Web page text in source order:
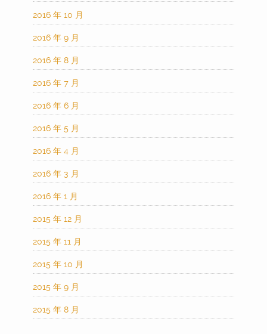
2016 年 10 月
2016 年 9 月
2016 年 8 月
2016 年 7 月
2016 年 6 月
2016 年 5 月
2016 年 4 月
2016 年 3 月
2016 年 1 月
2015 年 12 月
2015 年 11 月
2015 年 10 月
2015 年 9 月
2015 年 8 月